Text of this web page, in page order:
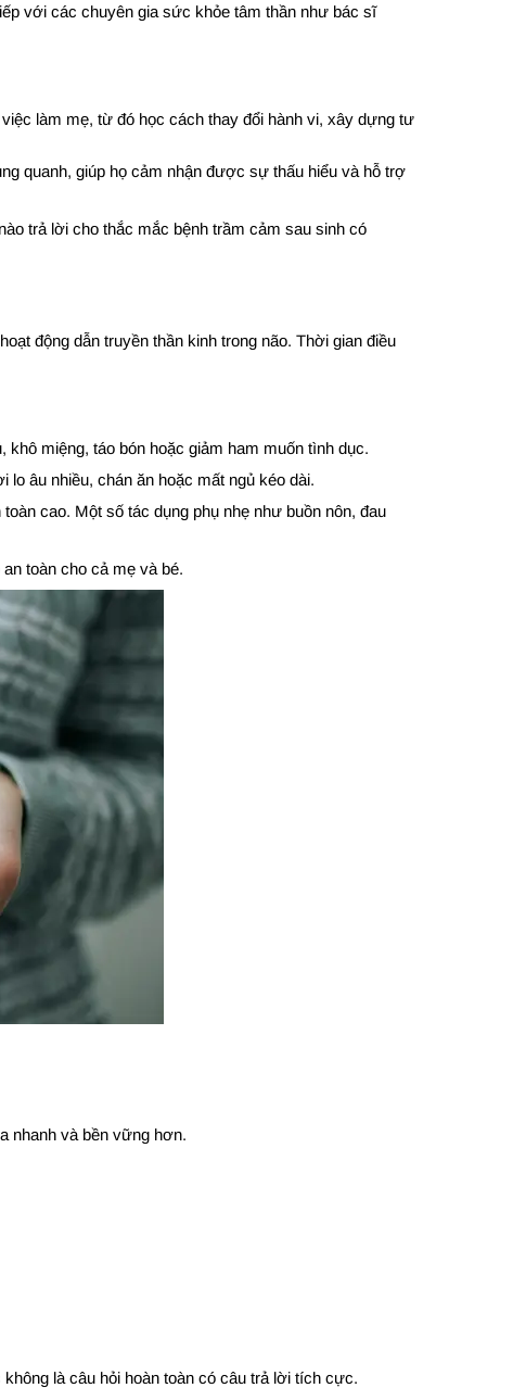
với các chuyên gia sức khỏe tâm thần như bác sĩ
làm mẹ, từ đó học cách thay đổi hành vi, xây dựng tư
quanh, giúp họ cảm nhận được sự thấu hiểu và hỗ trợ
trả lời cho thắc mắc bệnh trầm cảm sau sinh có
động dẫn truyền thần kinh trong não. Thời gian điều
miệng, táo bón hoặc giảm ham muốn tình dục.
âu nhiều, chán ăn hoặc mất ngủ kéo dài.
cao. Một số tác dụng phụ nhẹ như buồn nôn, đau
toàn cho cả mẹ và bé.
nhanh và bền vững hơn.
là câu hỏi hoàn toàn có câu trả lời tích cực.